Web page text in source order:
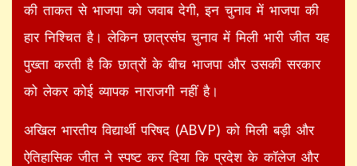
की ताकत से भाजपा को जवाब देगी, इन चुनाव में भाजपा की
हार निश्चित है। लेकिन छात्रसंघ चुनाव में मिली भारी जीत यह
पुख्ता करती है कि छात्रों के बीच भाजपा और उसकी सरकार
को लेकर कोई व्यापक नाराजगी नहीं है।
अखिल भारतीय विद्यार्थी परिषद (ABVP) को मिली बड़ी और
ऐतिहासिक जीत ने स्पष्ट कर दिया कि प्रदेश के कॉलेज और